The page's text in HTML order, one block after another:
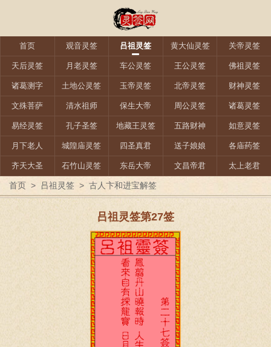
首页 观音灵签 吕祖灵签 黄大仙灵签 关帝灵签
天后灵签 月老灵签 车公灵签 王公灵签 佛祖灵签
诸葛测字 土地公灵签 玉帝灵签 北帝灵签 财神灵签
文殊菩萨 清水祖师 保生大帝 周公灵签 诸葛灵签
易经灵签 孔子圣签 地藏王灵签 五路财神 如意灵签
月下老人 城隍庙灵签 四圣真君 送子娘娘 各庙药签
齐天大圣 石竹山灵签 东岳大帝 文昌帝君 太上老君
首页 > 吕祖灵签 > 古人卞和进宝解签
吕祖灵签第27签